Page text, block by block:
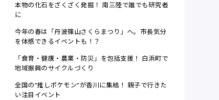
本物の化石をざくざく発掘！ 南三陸で誰でも研究者
に
今年の春は「丹波篠山さくらまつり」へ。市長気分
を体感できるイベントも！？
「食育・健康・農業・防災」を包括支援！ 白浜町で
地域振興のサイクルづくり
全国の“推しポケモン”が香川に集結！ 親子で行きた
い注目イベント